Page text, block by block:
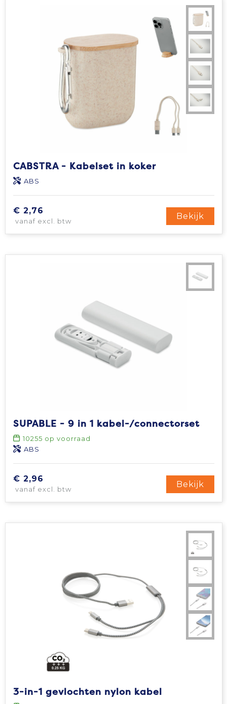
CABSTRA - Kabelset in koker
ABS
€ 2,76
vanaf excl. btw
Bekijk
SUPABLE - 9 in 1 kabel-/connectorset
10255 op voorraad
ABS
€ 2,96
vanaf excl. btw
Bekijk
3-in-1 gevlochten nylon kabel